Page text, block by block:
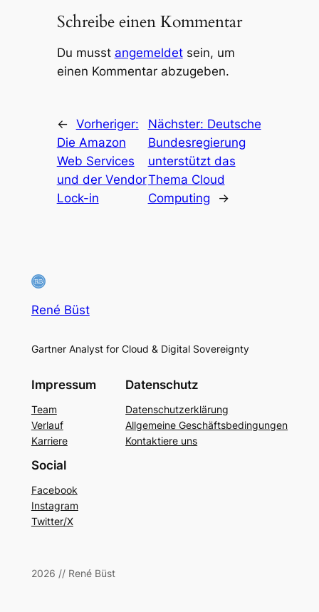
Schreibe einen Kommentar
Du musst angemeldetsein, um
einen Kommentar abzugeben.
← Vorheriger:
Die Amazon
Web Services
und der Vendor
Lock-in
Nächster: Deutsche
Bundesregierung
unterstützt das
Thema Cloud
Computing
→
René Büst
Gartner Analyst for Cloud & Digital Sovereignty
Impressum
Team
Verlauf
Karriere
Datenschutz
Datenschutzerklärung
Allgemeine Geschäftsbedingungen
Kontaktiere uns
Social
Facebook
Instagram
Twitter/X
2026 // René Büst